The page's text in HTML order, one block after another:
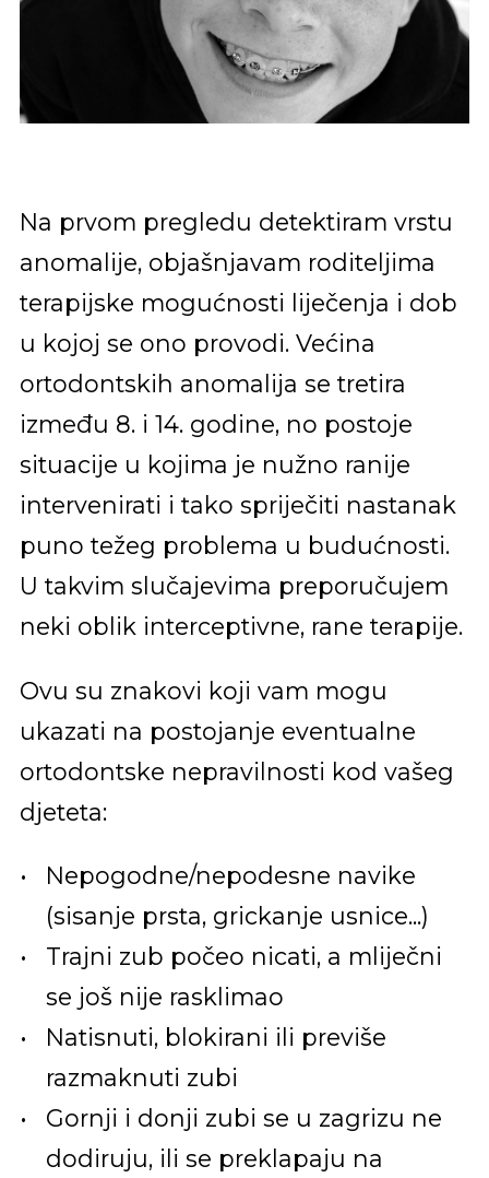
Na prvom pregledu detektiram vrstu
anomalije, objašnjavam roditeljima
terapijske mogućnosti liječenja i dob
u kojoj se ono provodi. Većina
ortodontskih anomalija se tretira
između 8. i 14. godine, no postoje
situacije u kojima je nužno ranije
intervenirati i tako spriječiti nastanak
puno težeg problema u budućnosti.
U takvim slučajevima preporučujem
neki oblik interceptivne, rane terapije.
Ovu su znakovi koji vam mogu
ukazati na postojanje eventualne
ortodontske nepravilnosti kod vašeg
djeteta:
Nepogodne/nepodesne navike
(sisanje prsta, grickanje usnice...)
Trajni zub počeo nicati, a mliječni
se još nije rasklimao
Natisnuti, blokirani ili previše
razmaknuti zubi
Gornji i donji zubi se u zagrizu ne
dodiruju, ili se preklapaju na